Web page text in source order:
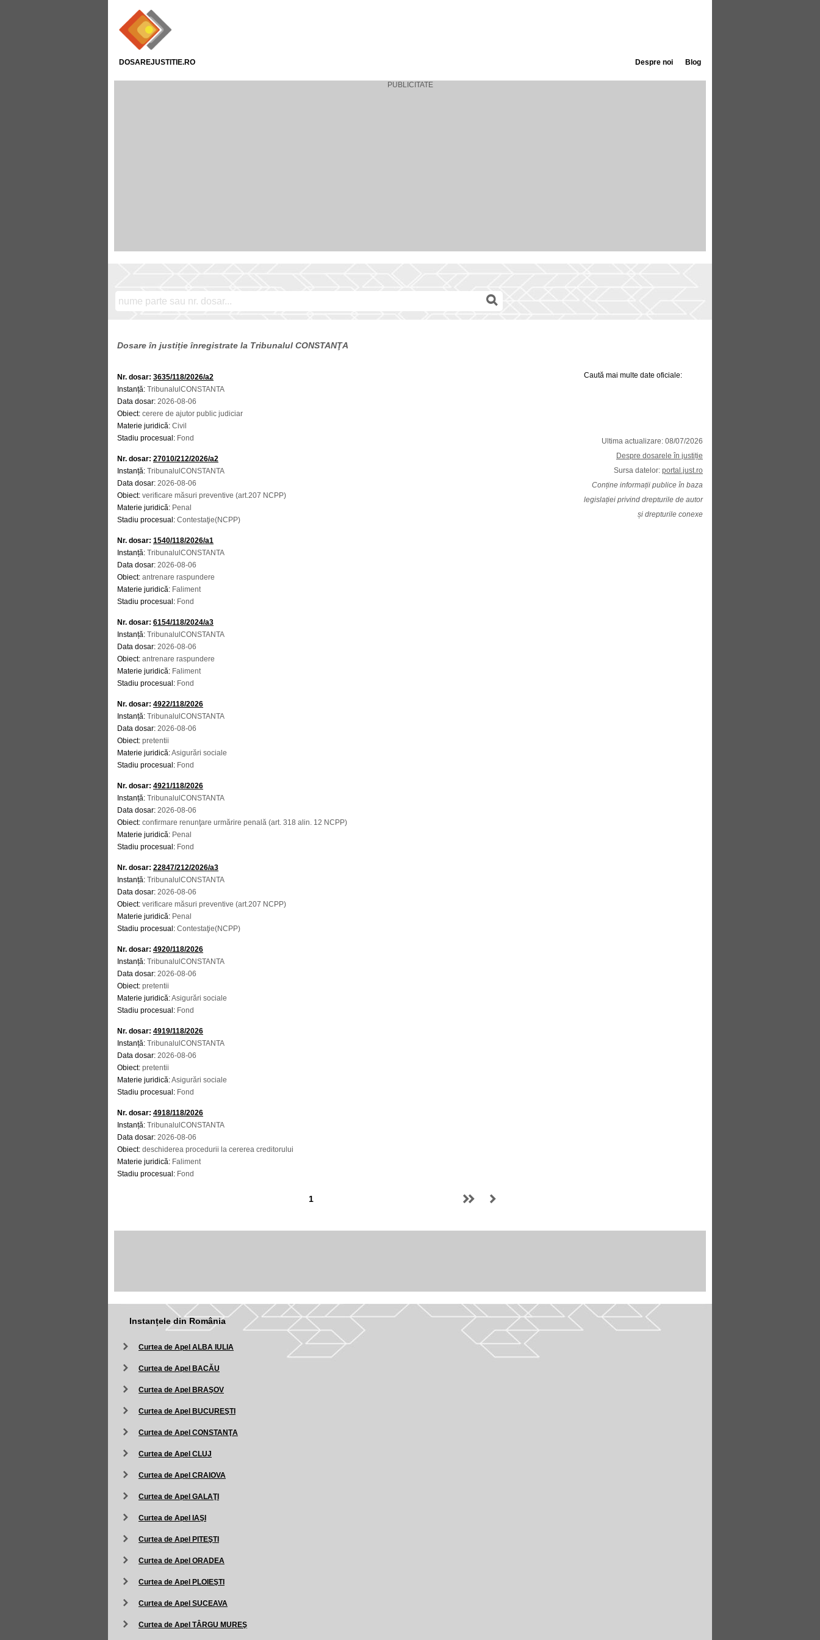
DOSAREJUSTITIE.RO Blog
Despre noi
Dosare în justiție înregistrate la Tribunalul CONSTANŢA
Nr. dosar: 3635/118/2026/a2
Instanță: TribunalulCONSTANTA
Data dosar: 2026-08-06
Obiect: cerere de ajutor public judiciar
Materie juridică: Civil
Stadiu procesual: Fond
Nr. dosar: 27010/212/2026/a2
Instanță: TribunalulCONSTANTA
Data dosar: 2026-08-06
Obiect: verificare măsuri preventive (art.207 NCPP)
Materie juridică: Penal
Stadiu procesual: Contestaţie(NCPP)
Nr. dosar: 1540/118/2026/a1
Instanță: TribunalulCONSTANTA
Data dosar: 2026-08-06
Obiect: antrenare raspundere
Materie juridică: Faliment
Stadiu procesual: Fond
Nr. dosar: 6154/118/2024/a3
Instanță: TribunalulCONSTANTA
Data dosar: 2026-08-06
Obiect: antrenare raspundere
Materie juridică: Faliment
Stadiu procesual: Fond
Nr. dosar: 4922/118/2026
Instanță: TribunalulCONSTANTA
Data dosar: 2026-08-06
Obiect: pretentii
Materie juridică:Asigurări sociale
Stadiu procesual: Fond
Nr. dosar: 4921/118/2026
Instanță: TribunalulCONSTANTA
Data dosar: 2026-08-06
Obiect: confirmare renunţare urmărire penală (art. 318 alin. 12 NCPP)
Materie juridică: Penal
Stadiu procesual: Fond
Nr. dosar: 22847/212/2026/a3
Instanță: TribunalulCONSTANTA
Data dosar: 2026-08-06
Obiect: verificare măsuri preventive (art.207 NCPP)
Materie juridică: Penal
Stadiu procesual: Contestaţie(NCPP)
Nr. dosar: 4920/118/2026
Instanță: TribunalulCONSTANTA
Data dosar: 2026-08-06
Obiect: pretentii
Materie juridică:Asigurări sociale
Stadiu procesual: Fond
Nr. dosar: 4919/118/2026
Instanță: TribunalulCONSTANTA
Data dosar: 2026-08-06
Obiect: pretentii
Materie juridică:Asigurări sociale
Stadiu procesual: Fond
Nr. dosar: 4918/118/2026
Instanță: TribunalulCONSTANTA
Data dosar: 2026-08-06
Obiect: deschiderea procedurii la cererea creditorului
Materie juridică: Faliment
Stadiu procesual: Fond
Caută mai multe date oficiale:
Ultima actualizare: 08/07/2026
Despre dosarele în justiție
Sursa datelor: portal.just.ro
Conține informații publice în baza
legislației privind drepturile de autor
și drepturile conexe
Instanțele din România
Curtea de Apel ALBA IULIA
Curtea de Apel BACĂU
Curtea de Apel BRAŞOV
Curtea de Apel BUCUREŞTI
Curtea de Apel CONSTANŢA
Curtea de Apel CLUJ
Curtea de Apel CRAIOVA
Curtea de Apel GALAŢI
Curtea de Apel IAŞI
Curtea de Apel PITEŞTI
Curtea de Apel ORADEA
Curtea de Apel PLOIEŞTI
Curtea de Apel SUCEAVA
Curtea de Apel TÂRGU MUREŞ